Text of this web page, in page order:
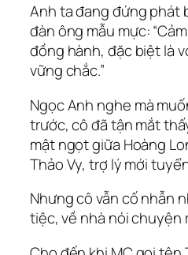
Anh ta đang đứng phát
đàn ông mẫu mực:
đồng hành, đặc biệt là
vững chắc.”
Ngọc Anh nghe mà
trước, cô đã tận mắt
mật ngọt giữa Hoàng
Thảo Vy, trợ lý mới
Nhưng cô vẫn cố nhẫn
tiệc, về nhà nói chuyện